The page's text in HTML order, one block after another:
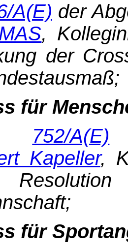
A(E) der
,
der
für
752/A(E)
Kapeller,
für